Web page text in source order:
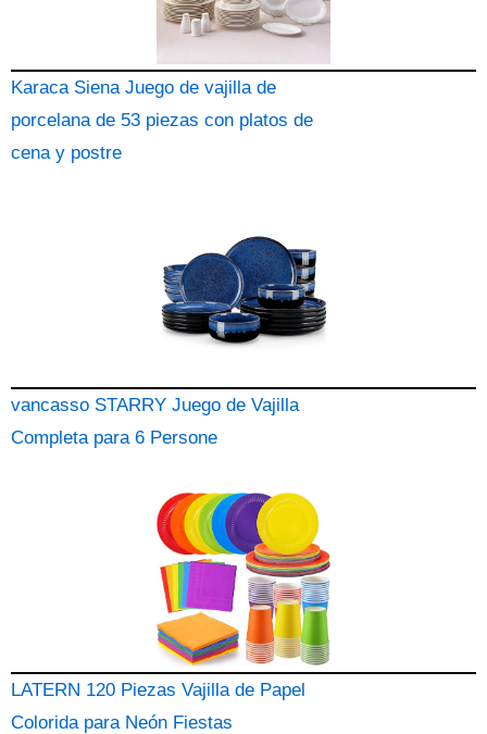
Karaca Siena Juego de vajilla de
porcelana de 53 piezas con platos de
cena y postre
vancasso STARRY Juego de Vajilla
Completa para 6 Persone
LATERN 120 Piezas Vajilla de Papel
Colorida para Neón Fiestas